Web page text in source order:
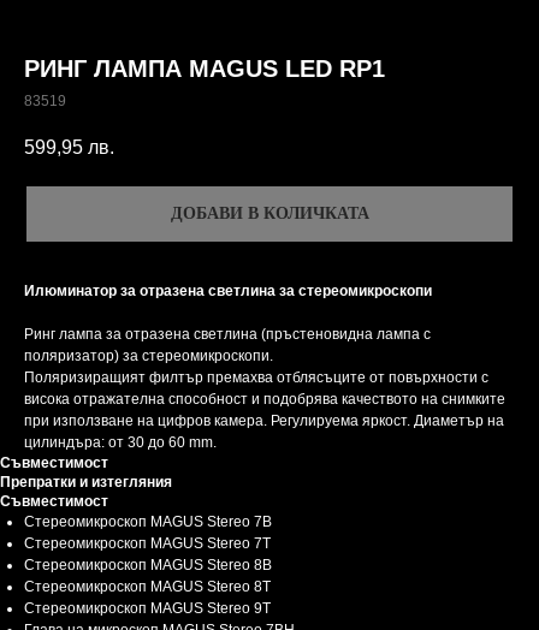
РИНГ ЛАМПА MAGUS LED RP1
83519
599,95 лв.
ДОБАВИ В КОЛИЧКАТА
Илюминатор за отразена светлина за стереомикроскопи
Ринг лампа за отразена светлина (пръстеновидна лампа с
поляризатор) за стереомикроскопи.
Поляризиращият филтър премахва отблясъците от повърхности с
висока отражателна способност и подобрява качеството на снимките
при използване на цифров камера. Регулируема яркост. Диаметър на
цилиндъра: от 30 до 60 mm.
Съвместимост
Препратки и изтегляния
Съвместимост
Стереомикроскоп MAGUS Stereo 7B
Стереомикроскоп MAGUS Stereo 7T
Стереомикроскоп MAGUS Stereo 8B
Стереомикроскоп MAGUS Stereo 8T
Стереомикроскоп MAGUS Stereo 9T